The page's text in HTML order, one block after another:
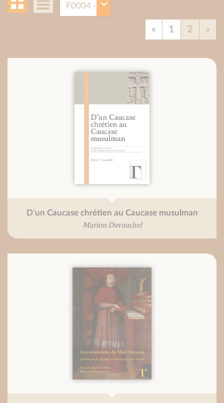
« 1 2 »
D'un Caucase chrétien au Caucase musulman
Marion Duvauchel